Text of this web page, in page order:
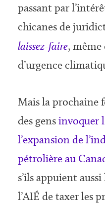
passant par
chicanes de
laissez-faire, même
d’urgence
Mais la prochaine
des gensinvoquer
l’expansion de
pétrolière au
s’ils appuient
l’AIÉ de taxer les